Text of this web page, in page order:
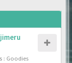
: Goodies